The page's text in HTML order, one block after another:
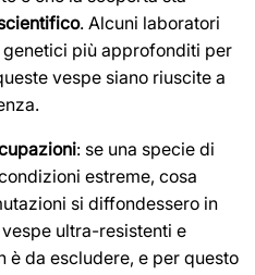
. Alcuni laboratori
più approfonditi per
vespe siano riuscite a
: se una specie di
estreme, cosa
si diffondessero in
ultra-resistenti e
è da escludere, e per questo